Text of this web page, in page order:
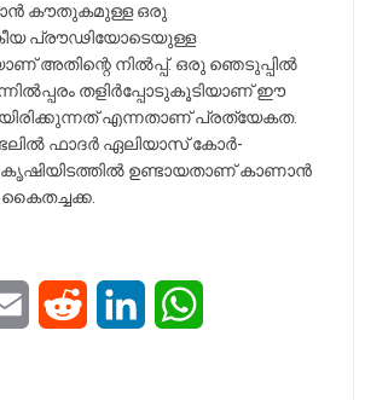
കൗതുകമുള്ള ഒരു
പ്രൗഢിയോടെയുള്ള
അതിന്റെ നിൽപ്പ്. ഒരു ഞെടുപ്പിൽ
തളിർപ്പോടുകൂടിയാണ് ഈ
എന്നതാണ് പ്രത്യേകത.
ഫാദർ ഏലിയാസ് കോർ-
കൃഷിയിടത്തിൽ ഉണ്ടായതാണ് കാണാൻ
Email Reddit LinkedIn